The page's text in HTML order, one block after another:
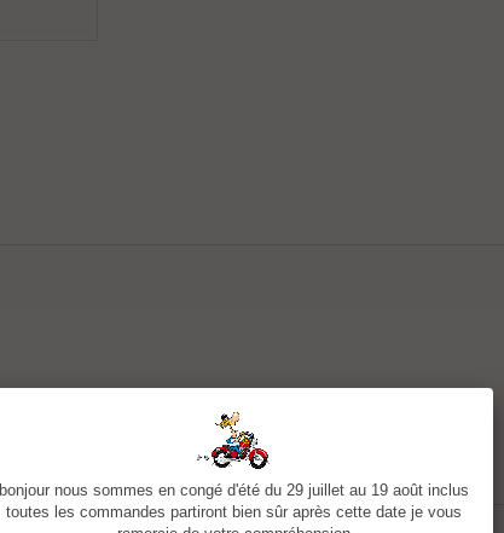
bonjour nous sommes en congé d'été du 29 juillet au 19 août inclus
toutes les commandes partiront bien sûr après cette date je vous